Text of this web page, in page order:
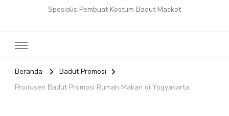
Spesialis Pembuat Kostum Badut Maskot
Beranda
Badut Promosi
Produsen Badut Promosi Rumah Makan di Yogyakarta